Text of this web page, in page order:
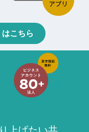
こちら